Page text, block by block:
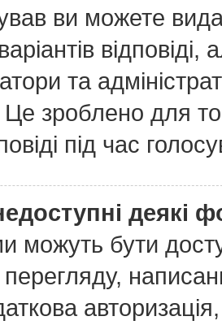
ви можете
та
зроблено для
під час
деякі
можуть бути